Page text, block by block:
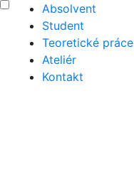
Absolvent
Student
Teoretické práce
Ateliér
Kontakt